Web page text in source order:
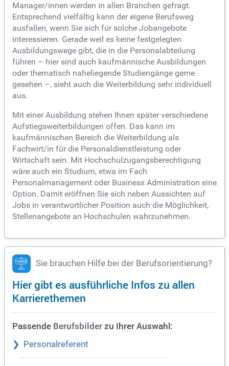
Manager/innen werden in allen Branchen gefragt.
Entsprechend vielfältig kann der eigene Berufsweg
ausfallen, wenn Sie sich für solche Jobangebote
interessieren. Gerade weil es keine festgelegten
Ausbildungswege gibt, die in die Personalabteilung
führen – hier sind auch kaufmännische Ausbildungen
oder thematisch naheliegende Studiengänge gerne
gesehen –, sieht auch die Weiterbildung sehr individuell
aus.
Mit einer Ausbildung stehen Ihnen später verschiedene
Aufstiegsweiterbildungen offen. Das kann im
kaufmännischen Bereich die Weiterbildung als
Fachwirt/in für die Personaldienstleistung oder
Wirtschaft sein. Mit Hochschulzugangsberechtigung
wäre auch ein Studium, etwa im Fach
Personalmanagement oder Business Administration eine
Option. Damit eröffnen Sie sich neben Aussichten auf
Jobs in verantwortlicher Position auch die Möglichkeit,
Stellenangebote an Hochschulen wahrzunehmen.
Sie brauchen Hilfe bei der Berufsorientierung?
Hier gibt es ausführliche Infos zu allen
Karrierethemen
Passende Berufsbilder zu Ihrer Auswahl:
Personalreferent